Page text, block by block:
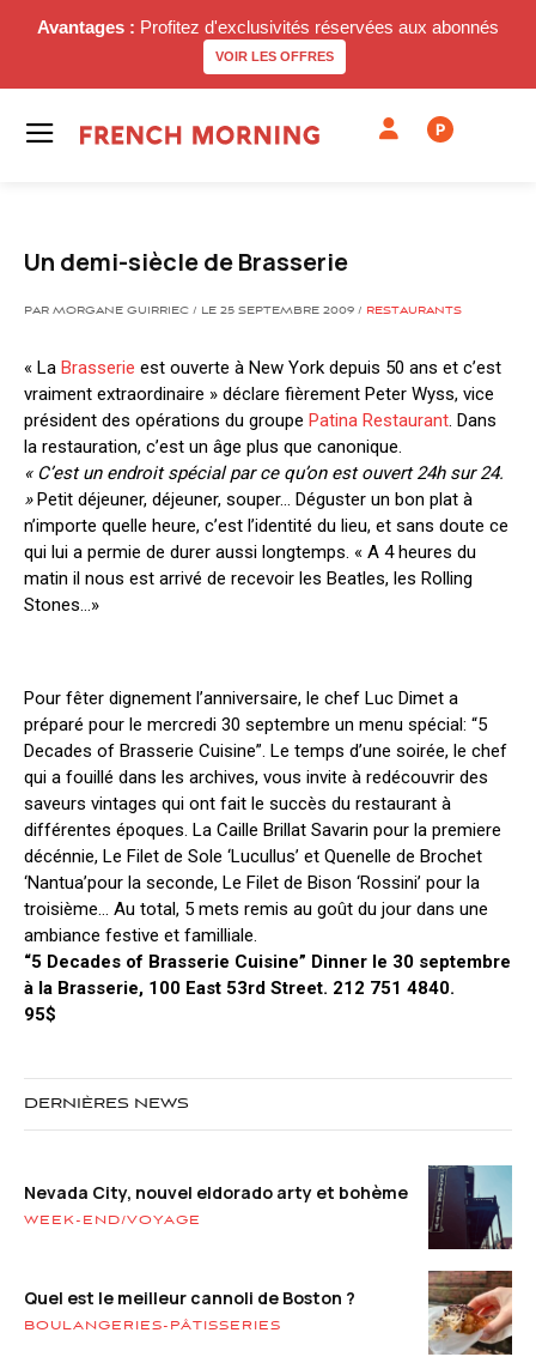
Avantages : Profitez d'exclusivités réservées aux abonnés
VOIR LES OFFRES
P
Un demi-siècle de Brasserie
PAR MORGANE GUIRRIEC / LE 25 SEPTEMBRE 2009 / RESTAURANTS
« La Brasserie est ouverte à New York depuis 50 ans et c’est
vraiment extraordinaire » déclare fièrement Peter Wyss, vice
président des opérations du groupe Patina Restaurant. Dans
la restauration, c’est un âge plus que canonique.
« C’est un endroit spécial par ce qu’on est ouvert 24h sur 24.
»Petit déjeuner, déjeuner, souper… Déguster un bon plat à
n’importe quelle heure, c’est l’identité du lieu, et sans doute ce
qui lui a permie de durer aussi longtemps. « A 4 heures du
matin il nous est arrivé de recevoir les Beatles, les Rolling
Stones…»
Pour fêter dignement l’anniversaire, le chef Luc Dimet a
préparé pour le mercredi 30 septembre un menu spécial: “5
Decades of Brasserie Cuisine”. Le temps d’une soirée, le chef
qui a fouillé dans les archives, vous invite à redécouvrir des
saveurs vintages qui ont fait le succès du restaurant à
différentes époques. La Caille Brillat Savarin pour la premiere
décénnie, Le Filet de Sole ‘Lucullus’ et Quenelle de Brochet
‘Nantua’pour la seconde, Le Filet de Bison ‘Rossini’ pour la
troisième… Au total, 5 mets remis au goût du jour dans une
ambiance festive et familliale.
“5 Decades of Brasserie Cuisine” Dinner le 30 septembre
à la Brasserie, 100 East 53rd Street. 212 751 4840.
95$
DERNIÈRES NEWS
Nevada City, nouvel eldorado arty et bohème
WEEK-END/VOYAGE
Quel est le meilleur cannoli de Boston ?
BOULANGERIES-PÂTISSERIES